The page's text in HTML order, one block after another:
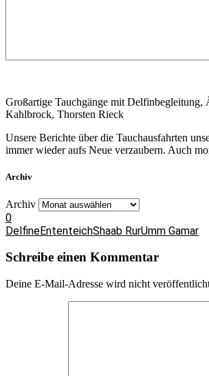
Großartige Tauchgänge mit Delfinbegleitung,
Kahlbrock, Thorsten Rieck
Unsere Berichte über die Tauchausfahrten
immer wieder aufs Neue verzaubern. Auch
Archiv
Archiv
0
DelfineEntenteichShaab RurUmm Gamar
Schreibe einen Kommentar
Deine E-Mail-Adresse wird nicht